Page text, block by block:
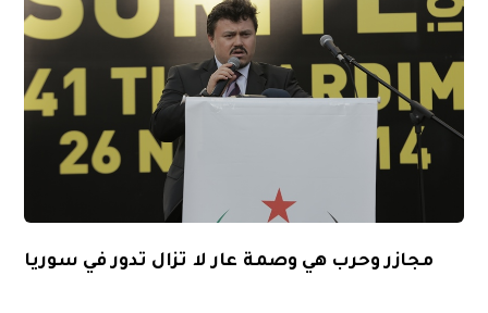
مجازر وحرب هي وصمة عار لا تزال تدور في سوريا